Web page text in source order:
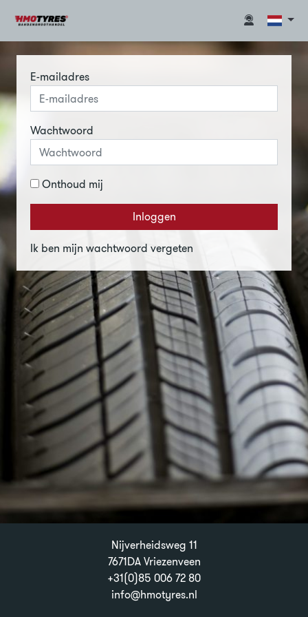
E-mailadres
Wachtwoord
Onthoud mij
Inloggen
Ik ben mijn wachtwoord vergeten
Nijverheidsweg 11
7671DA Vriezenveen
+31(0)85 006 72 80
info@hmotyres.nl